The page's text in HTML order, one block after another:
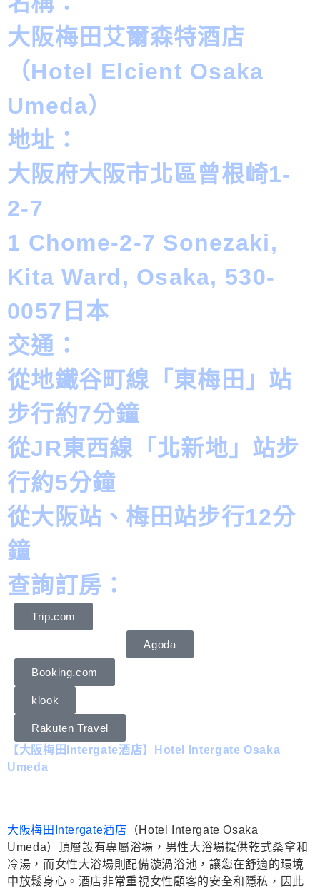
大阪梅田艾爾森特酒店
（Hotel Elcient Osaka
Umeda）
地址：
大阪府大阪市北區曾根崎1-
2-7
1 Chome-2-7 Sonezaki,
Kita Ward, Osaka, 530-
0057日本
交通：
從地鐵谷町線「東梅田」站
步行約7分鐘
從JR東西線「北新地」站步
行約5分鐘
從大阪站、梅田站步行12分
鐘
查詢訂房：
Trip.com
Agoda
Booking.com
klook
Rakuten Travel
【大阪梅田Intergate酒店】Hotel Intergate Osaka
Umeda
大阪梅田Intergate酒店 （Hotel Intergate Osaka
Umeda）頂層設有專屬浴場，男性大浴場提供乾式桑拿和
冷湯，而女性大浴場則配備漩渦浴池，讓您在舒適的環境
中放鬆身心。酒店非常重視女性顧客的安全和隱私，因此